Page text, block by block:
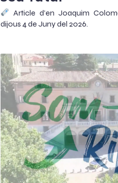
Article d’en Joaquim
dijous 4 de Juny del 2026.